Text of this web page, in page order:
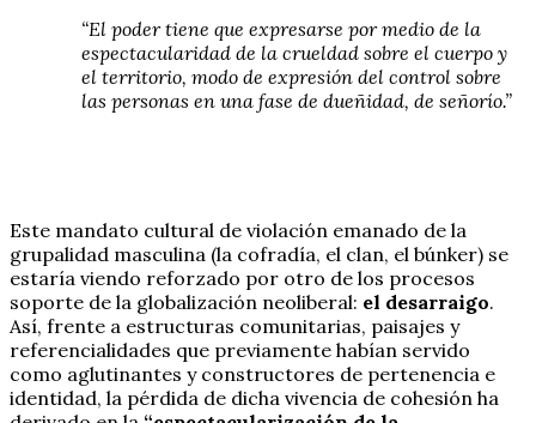
“El poder tiene que expresarse por medio de la
espectacularidad de la crueldad sobre el cuerpo y
el territorio, modo de expresión del control sobre
las personas en una fase de dueñidad, de señorío.”
Este mandato cultural de violación emanado de la
grupalidad masculina (la cofradía, el clan, el búnker) se
estaría viendo reforzado por otro de los procesos
soporte de la globalización neoliberal: el desarraigo.
Así, frente a estructuras comunitarias, paisajes y
referencialidades que previamente habían servido
como aglutinantes y constructores de pertenencia e
identidad, la pérdida de dicha vivencia de cohesión ha